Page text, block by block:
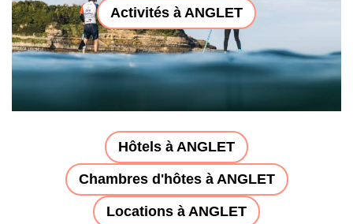
Activités à ANGLET
Hôtels à ANGLET
Chambres d'hôtes à ANGLET
Locations à ANGLET